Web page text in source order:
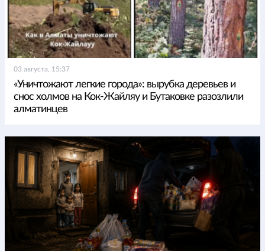
03 августа, 15:37
«Уничтожают легкие города»: вырубка деревьев и
снос холмов на Кок-Жайляу и Бутаковке разозлили
алматинцев